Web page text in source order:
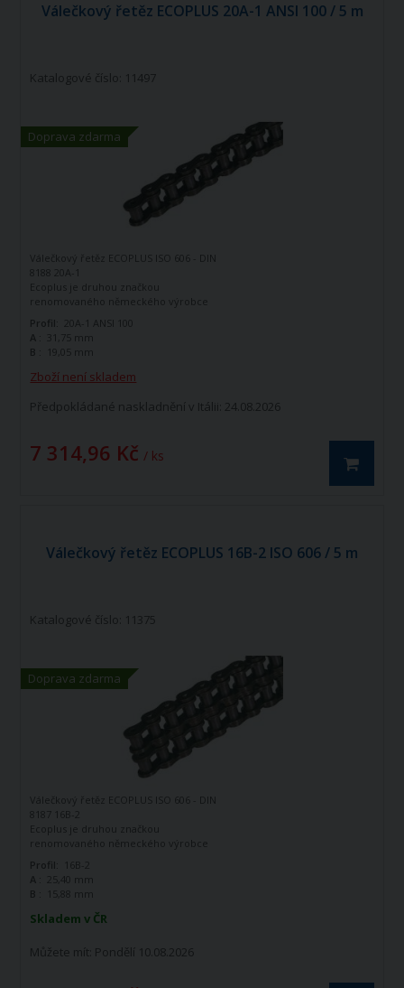
Válečkový řetěz ECOPLUS 20A-1 ANSI 100 / 5 m
Doprava zdarma
Katalogové číslo: 11497
Zboží není skladem
Předpokládané naskladnění v Itálii: 24.08.2026
7 314,96 Kč / ks
Válečkový řetěz ECOPLUS ISO 606 - DIN
8188 20A-1
Ecoplus je druhou značkou
renomovaného německého výrobce
Tato značka vznikla jako ekonomická
řada k doplnění standardní řady tohoto
výrobce. Jedná se o kvalitní řetězy
vyráběné dle norem ISO 606 - DIN 8188.
DIN 8188 je jednořadý hnací řetěz.
Profil:
20A-1 ANSI 100
A :
31,75 mm
B :
19,05 mm
Válečkový řetěz ECOPLUS 16B-2 ISO 606 / 5 m
Doprava zdarma
Katalogové číslo: 11375
Skladem v ČR
Můžete mít: Pondělí 10.08.2026
Válečkový řetěz ECOPLUS ISO 606 - DIN
8187 16B-2
Ecoplus je druhou značkou
renomovaného německého výrobce
Tato značka vznikla jako ekonomická
řada k doplnění standardní řady tohoto
výrobce. Jedná se o kvalitní řetězy
vyráběné dle norem ISO 606 - DIN 8187.
DIN 8187 je dvouřadý hnací řetěz.
Profil:
16B-2
A :
25,40 mm
B :
15,88 mm